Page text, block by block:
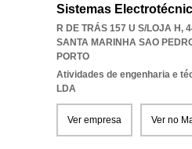
Sistemas
R DE TRÁS 157 U S/LOJA H,
SANTA MARINHA SAO
PORTO
Atividades de engenharia e
LDA
Ver empresa Ver no